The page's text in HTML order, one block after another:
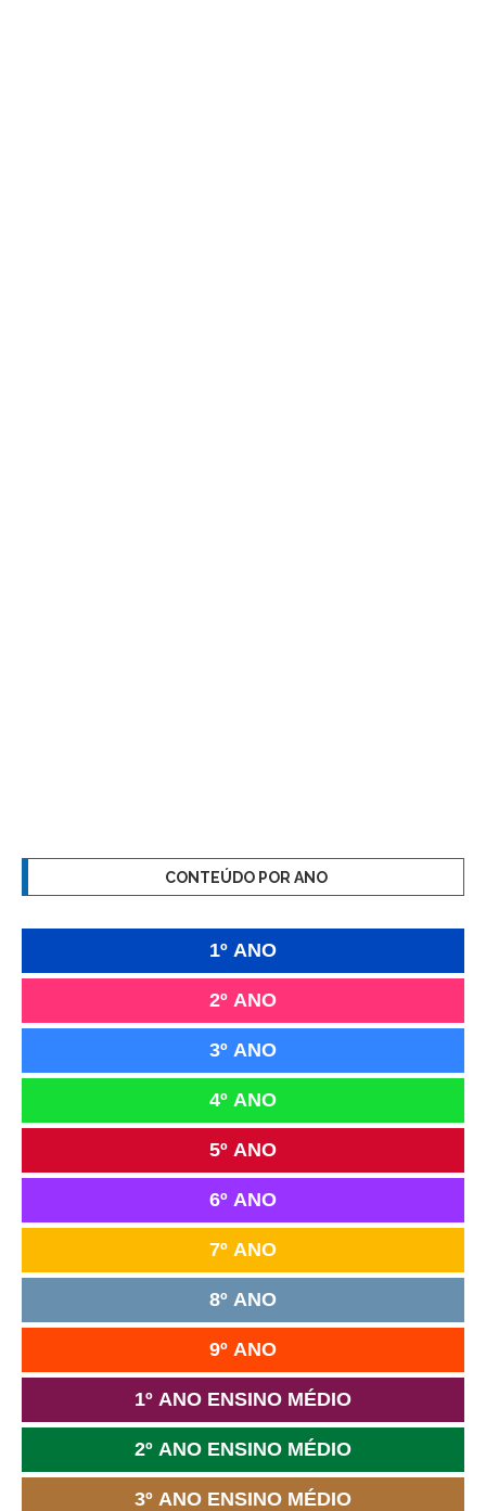
CONTEÚDO POR ANO
1º ANO
2º ANO
3º ANO
4º ANO
5º ANO
6º ANO
7º ANO
8º ANO
9º ANO
1º ANO ENSINO MÉDIO
2º ANO ENSINO MÉDIO
3º ANO ENSINO MÉDIO